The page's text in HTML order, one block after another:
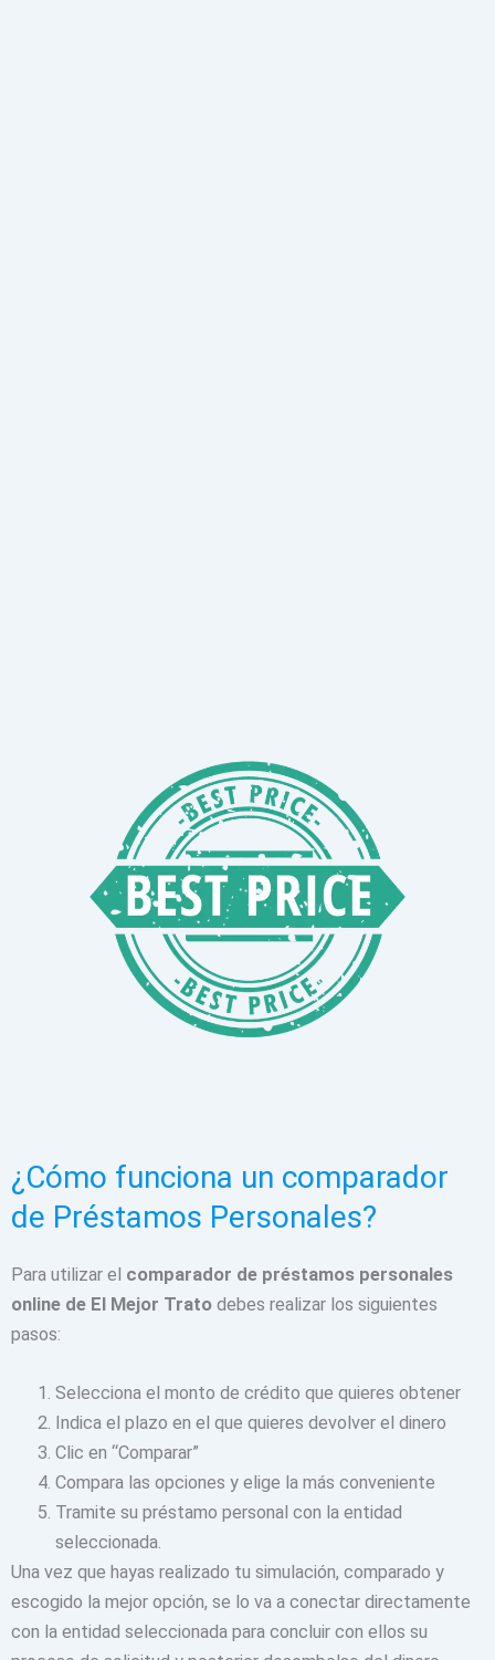
¿Cómo funciona un comparador
de Préstamos Personales?
Para utilizar el comparador de préstamos personales
online de El Mejor Trato debes realizar los siguientes
pasos:
Selecciona el monto de crédito que quieres obtener
Indica el plazo en el que quieres devolver el dinero
Clic en “Comparar”
Compara las opciones y elige la más conveniente
Tramite su préstamo personal con la entidad
seleccionada.
Una vez que hayas realizado tu simulación, comparado y
escogido la mejor opción, se lo va a conectar directamente
con la entidad seleccionada para concluir con ellos su